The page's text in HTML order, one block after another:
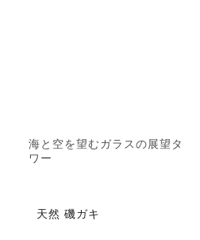
海と空を望むガラスの展望タ
ワー
天然 磯ガキ